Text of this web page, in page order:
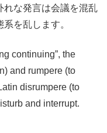
れな発言は会議を混乱
を乱します。
continuing”, the
and rumpere (to
disrumpere (to
and interrupt.